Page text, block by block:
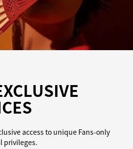
access to unique Fans-only
privileges.